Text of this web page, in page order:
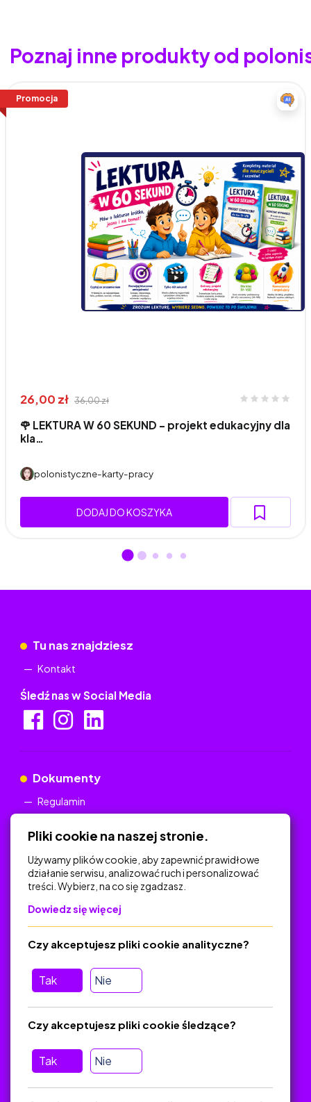
Poznaj inne produkty od
Promocja
26,00 zł 36,00 zł
🌹 LEKTURA W 60 SEKUND - projekt edukacyjny dla
kla…
polonistyczne-karty-pracy
DODAJ DO KOSZYKA
Tu nas znajdziesz
Kontakt
Śledź nas w Social Media
Dokumenty
Regulamin
Na skróty
Polityka Prywatności
Regulamin
O platformie
Baza materiałów dydaktycznych
Jak zostać autorem
FAQ
Pomoc
Pliki cookie na naszej stronie.
Używamy plików cookie, aby zapewnić prawidłowe
działanie serwisu, analizować ruch i personalizować
treści. Wybierz, na co się zgadzasz.
Dowiedz się więcej
Tak Nie
Czy akceptujesz pliki cookie analityczne?
Tak Nie
Czy akceptujesz pliki cookie śledzące?